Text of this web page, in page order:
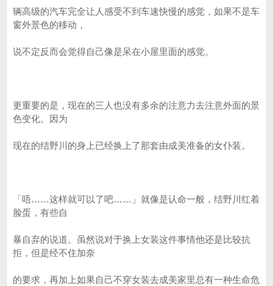
辆高级的汽车完全让人感受不到车速快慢的感觉，如果不是车
窗外景色的移动，
说不定反而会觉得自己像是呆在小屋里面的感觉。
更重要的是，现在的三人也没有多余的注意力去注意外面的景
色变化。因为
现在的结野川的身上已经换上了那套由成美准备的女仆装。
「唔……这样就可以了吧……」就像是认命一般，结野川红着
脸蛋，有些自
暴自弃的说道。虽然说对于换上女装这件事情他还是比较抗
拒，但是经不住加奈
的要求，再加上如果自己不穿女装去成美家里总有一种生命危